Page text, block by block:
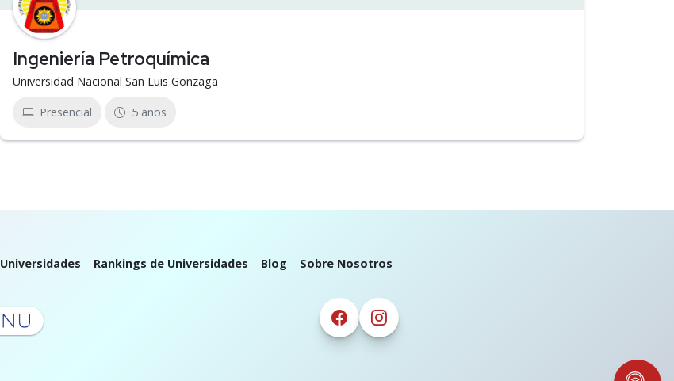
Ingeniería Petroquímica
Universidad Nacional San Luis Gonzaga
Presencial 5 años
Universidades Rankings de Universidades Blog Sobre Nosotros